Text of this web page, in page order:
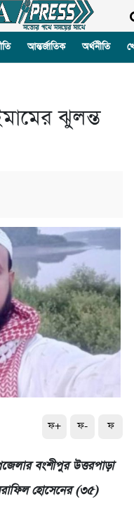
আন্তর্জাতিক অর্থনীতি
ঝুলন্ত
ফ+ ফ- ফ
বংশীপুর উত্তরপাড়া
হোসেনের (৩৫)